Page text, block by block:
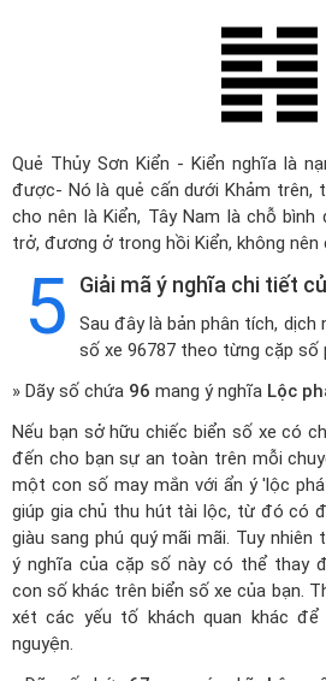
Quẻ Thủy Sơn Kiển - Kiển nghĩa là
được- Nó là quẻ cấn dưới Khảm trên,
cho nên là Kiển, Tây Nam là chỗ
trở, đương ở trong hồi Kiển, không nên
5 Giải mã ý nghĩa chi tiết
Sau đây là bản phân tích,
số xe 96787 theo từng cặp số
» Dãy số chứa 96 mang ý nghĩa Lộc
Nếu bạn sở hữu chiếc biển số xe có
đến cho bạn sự an toàn trên mỗi
một con số may mắn với ẩn ý 'lộc
giúp gia chủ thu hút tài lộc, từ đó có
giàu sang phú quý mãi mãi. Tuy
ý nghĩa của cặp số này có thể thay
con số khác trên biển số xe của bạn.
xét các yếu tố khách quan khác
nguyện.